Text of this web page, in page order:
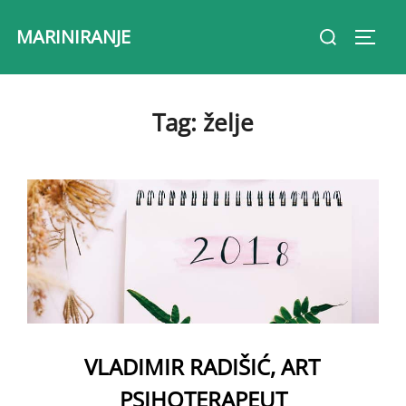
MARINIRANJE
Search
Tag: želje
VLADIMIR RADIŠIĆ, ART
PSIHOTERAPEUT